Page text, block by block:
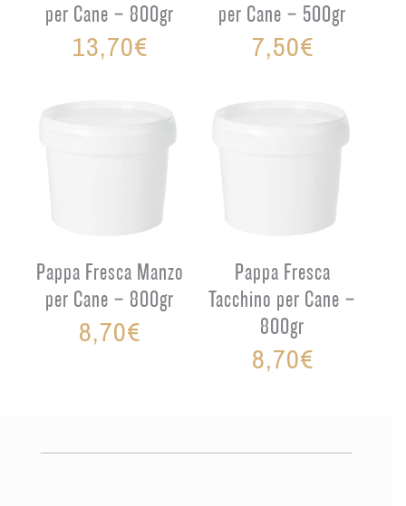
per Cane – 800gr
13,70€
per Cane – 500gr
7,50€
Pappa Fresca Manzo
per Cane – 800gr
8,70€
Pappa Fresca
Tacchino per Cane –
800gr
8,70€